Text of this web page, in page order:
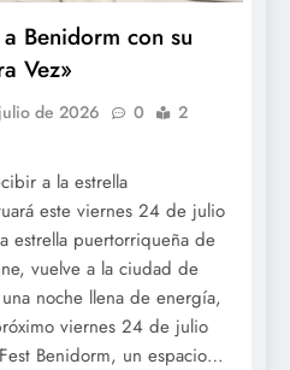
Benidorm con su
Vez»
de 2026 0
2
a la estrella
este viernes 24 de julio
estrella puertorriqueña de
vuelve a la ciudad de
noche llena de energía,
viernes 24 de julio
Benidorm, un espacio…